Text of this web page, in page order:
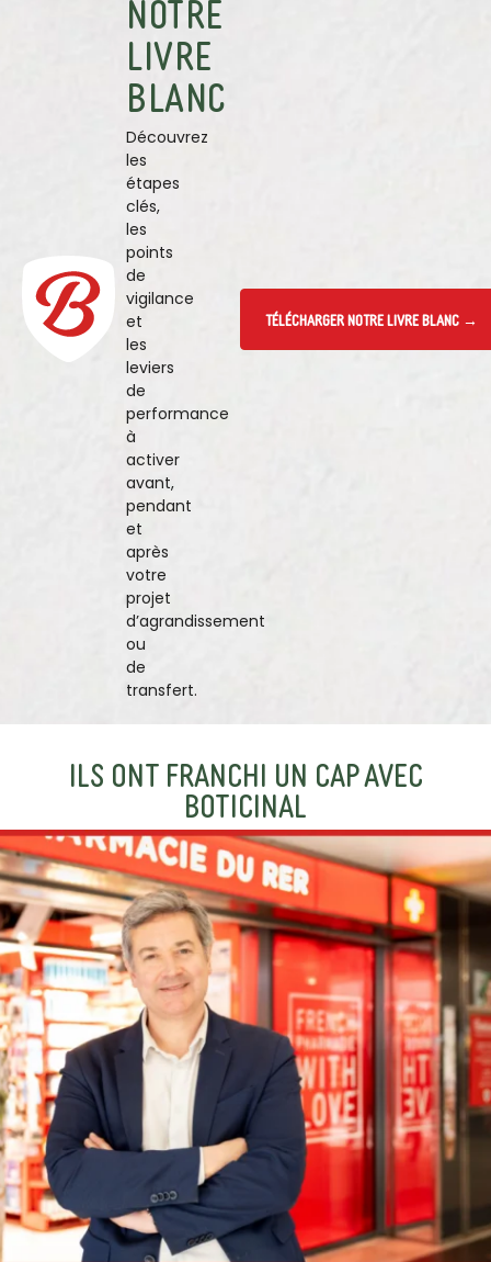
LIVRE
BLANC
Découvrez
les
étapes
clés,
les
points
de
vigilance
et
les
leviers
de
performance
à
activer
avant,
pendant
et
après
votre
projet
d’agrandissement
ou
de
transfert.
TÉLÉCHARGER NOTRE LIVRE BLANC →
ILS ONT FRANCHI UN CAP AVEC
BOTICINAL